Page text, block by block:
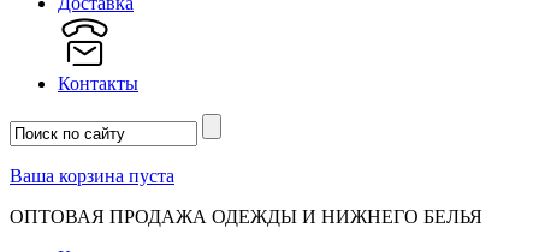
Контакты
Ваша корзина пуста
ОПТОВАЯ ПРОДАЖА ОДЕЖДЫ И НИЖНЕГО БЕЛЬЯ